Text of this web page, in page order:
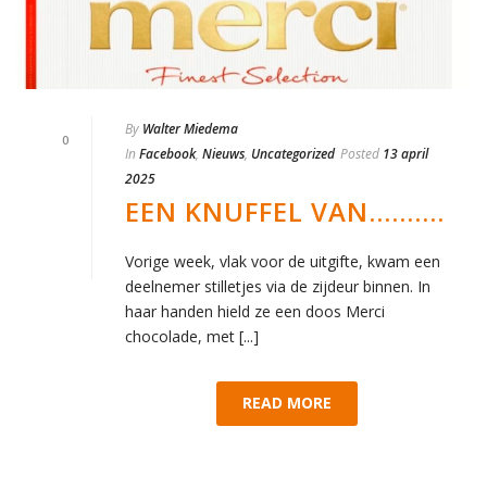
0
By Walter Miedema
In Facebook, Nieuws, Uncategorized Posted 13 april
2025
EEN KNUFFEL VAN……….
Vorige week, vlak voor de uitgifte, kwam een
deelnemer stilletjes via de zijdeur binnen. In
haar handen hield ze een doos Merci
chocolade, met [...]
READ MORE